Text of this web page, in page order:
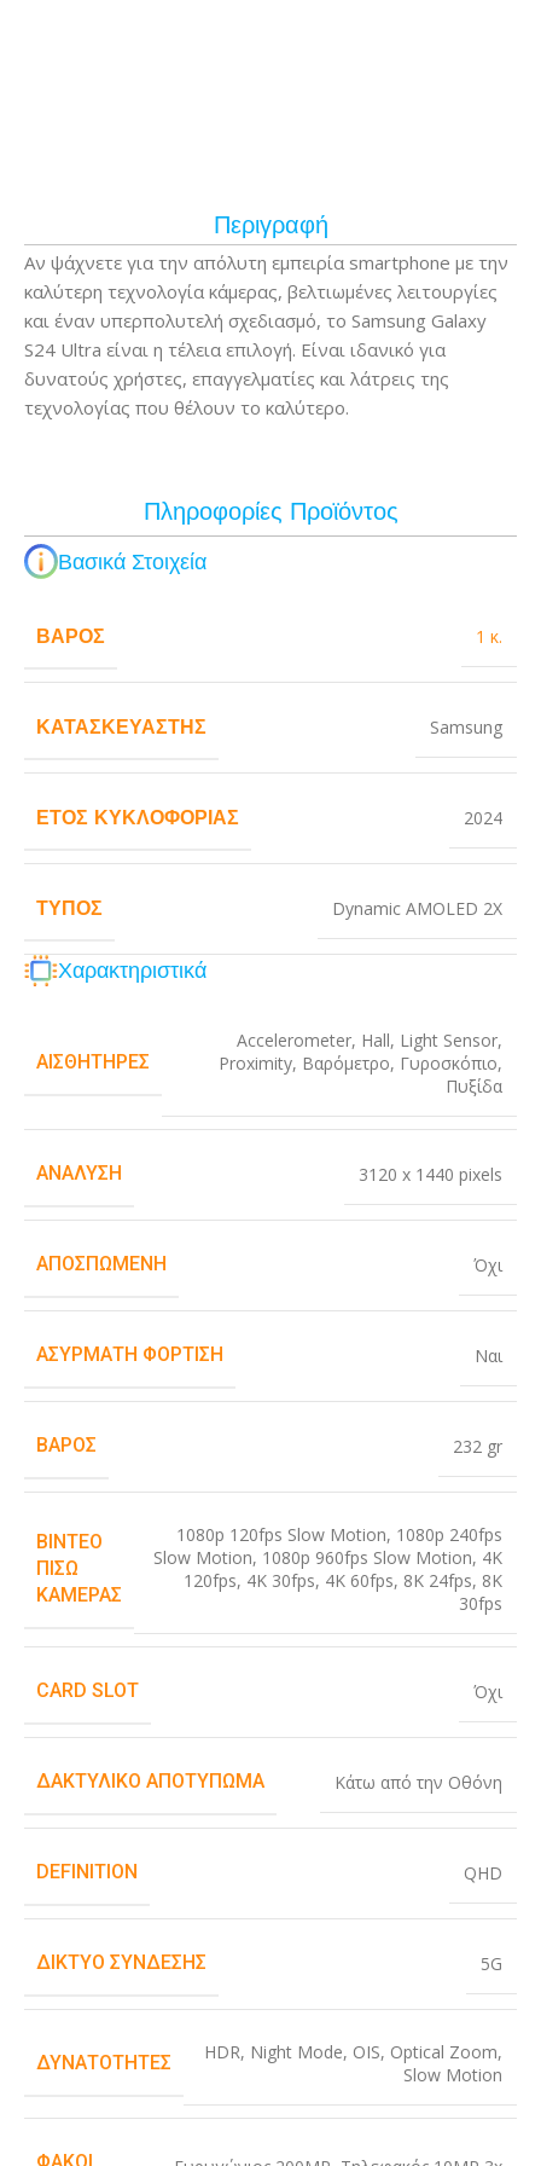
Περιγραφή
Αν ψάχνετε για την απόλυτη εμπειρία smartphone με την
καλύτερη τεχνολογία κάμερας, βελτιωμένες λειτουργίες
και έναν υπερπολυτελή σχεδιασμό, το Samsung Galaxy
S24 Ultra είναι η τέλεια επιλογή. Είναι ιδανικό για
δυνατούς χρήστες, επαγγελματίες και λάτρεις της
τεχνολογίας που θέλουν το καλύτερο.
Πληροφορίες Προϊόντος
Βασικά Στοιχεία
ΒΆΡΟΣ 1 κ.
ΚΑΤΑΣΚΕΥΑΣΤΉΣ Samsung
ΈΤΟΣ ΚΥΚΛΟΦΟΡΊΑΣ 2024
ΤΎΠΟΣ Dynamic AMOLED 2X
Χαρακτηριστικά
ΑΙΣΘΗΤΉΡΕΣ
Accelerometer, Hall, Light Sensor,
Proximity, Βαρόμετρο, Γυροσκόπιο,
Πυξίδα
ΑΝΆΛΥΣΗ 3120 x 1440 pixels
ΑΠΟΣΠΏΜΕΝΗ Όχι
ΑΣΎΡΜΑΤΗ ΦΌΡΤΙΣΗ Ναι
ΒΆΡΟΣ 232 gr
ΒΊΝΤΕΟ
ΠΊΣΩ
ΚΆΜΕΡΑΣ
1080p 120fps Slow Motion, 1080p 240fps
Slow Motion, 1080p 960fps Slow Motion, 4K
120fps, 4K 30fps, 4K 60fps, 8K 24fps, 8K
30fps
CARD SLOT Όχι
ΔΑΚΤΥΛΙΚΌ ΑΠΟΤΎΠΩΜΑ Κάτω από την Οθόνη
DEFINITION QHD
ΔΊΚΤΥΟ ΣΎΝΔΕΣΗΣ 5G
ΔΥΝΑΤΌΤΗΤΕΣ HDR, Night Mode, OIS, Optical Zoom,
Slow Motion